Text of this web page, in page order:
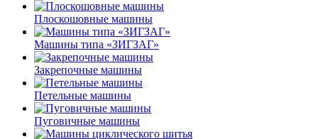
Плоскошовные машины
Машины типа «ЗИГЗАГ»
Закрепочные машины
Петельные машины
Пуговичные машины